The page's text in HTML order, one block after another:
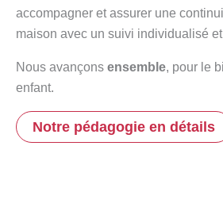
accompagner et assurer une
maison avec un suivi individualisé
Nous avançons ensemble, pour le
enfant.
Notre pédagogie en détails